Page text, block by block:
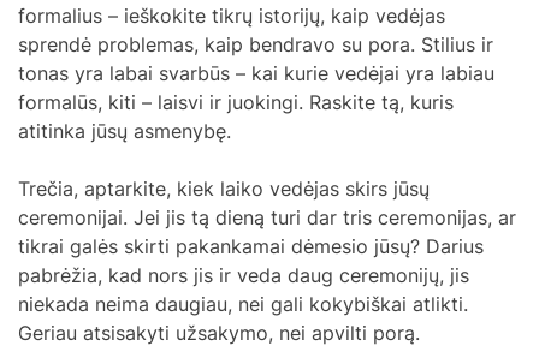
formalius – ieškokite tikrų istorijų, kaip vedėjas
sprendė problemas, kaip bendravo su pora. Stilius ir
tonas yra labai svarbūs – kai kurie vedėjai yra labiau
formalūs, kiti – laisvi ir juokingi. Raskite tą, kuris
atitinka jūsų asmenybę.
Trečia, aptarkite, kiek laiko vedėjas skirs jūsų
ceremonijai. Jei jis tą dieną turi dar tris ceremonijas, ar
tikrai galės skirti pakankamai dėmesio jūsų? Darius
pabrėžia, kad nors jis ir veda daug ceremonijų, jis
niekada neima daugiau, nei gali kokybiškai atlikti.
Geriau atsisakyti užsakymo, nei apvilti porą.